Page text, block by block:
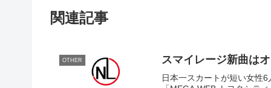
関連記事
OTHER スマイレージ新曲は
日本一スカートが短い女性